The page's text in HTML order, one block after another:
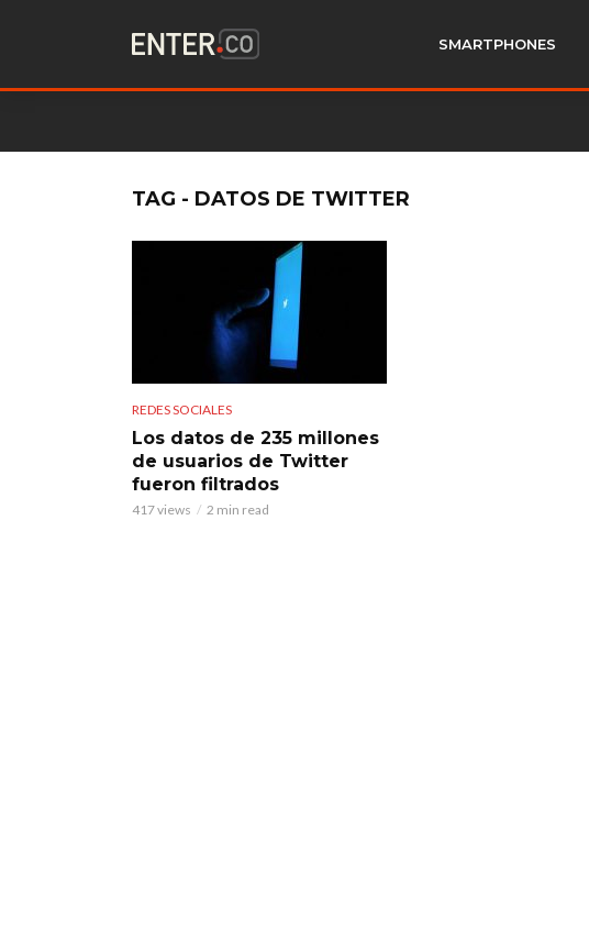
SMARTPHONES
TAG - DATOS DE TWITTER
REDES SOCIALES
Los datos de 235 millones
de usuarios de Twitter
fueron filtrados
417 views 2 min read